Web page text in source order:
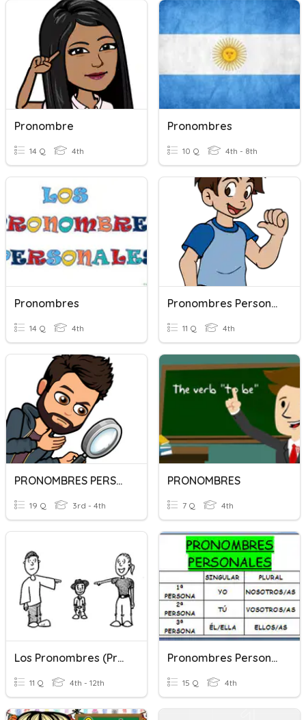
Pronombre
14 Q 4th
Pronombres
10 Q 4th - 8th
Pronombres
14 Q 4th
Pronombres Personales
11 Q 4th
PRONOMBRES PERSONALES
19 Q 3rd - 4th
PRONOMBRES
7 Q 4th
Los Pronombres (Pronouns)
11 Q 4th - 12th
Pronombres Personales
15 Q 4th